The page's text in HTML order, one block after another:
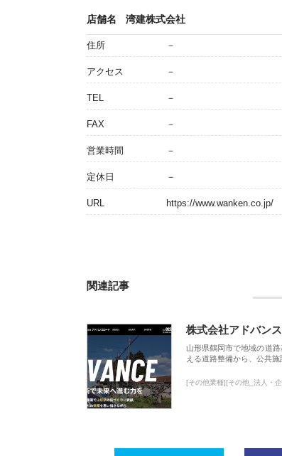
店舗名 湾建株式会社
住所 －
アクセス －
TEL －
FAX －
営業時間 －
定休日 －
URL https://www.wanken.co.jp/
関連記事
株式会社アドバン
山形県鶴岡市で地域の道
える道路整備から、公共
[その他業種][その他_法人・